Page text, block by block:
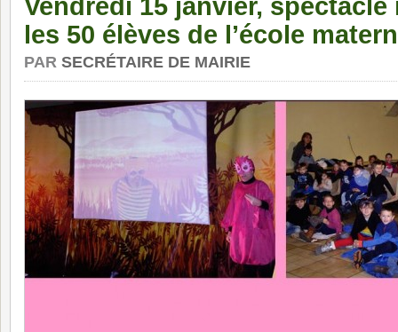
les 50 élèves de l’école
PAR SECRÉTAIRE DE MAIRIE